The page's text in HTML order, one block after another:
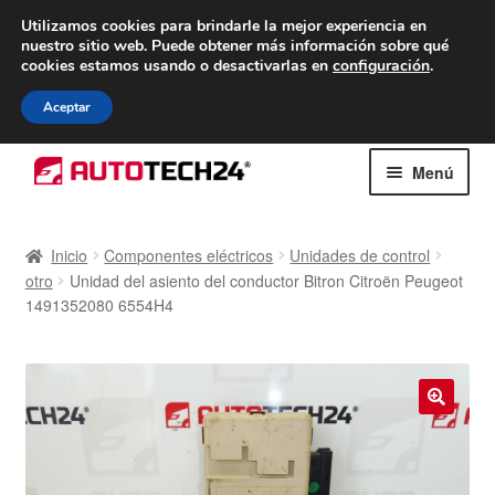
ENTREGA desde 7 EUR
De lunes a viernes de 9 a. m. a 4 p. m.
navegación
al
Menú
Caja registradora
Contacto
Inicio Componentes eléctricos
Unidades de control
otro
Unidad del asiento del conductor Bitron Citroën Peugeot
1491352080 6554H4
🔍
Utilizamos cookies para brindarle la mejor experiencia en
nuestro sitio web. Puede obtener más información sobre qué
cookies estamos usando o desactivarlas en configuración.
Aceptar